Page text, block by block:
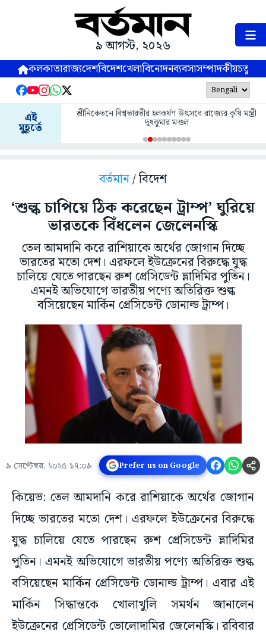
৯ আগস্ট, ২০২৬
কলকাতারাজ্যদেশবিদেশখেলাবিনোদনব্যবসাসম্পাদকীয়
এই
মুহূর্তে
শ্রীনিকেতনে বিশ্বভারতীর হলকর্ষণ উৎসবে রাজ্যের কৃষি মন্ত্রী
দুধকুমার মণ্ডল
বর্তমান/ বিদেশ
‘শুল্ক চাপিয়ে ঠিক করেছেন ট্রাম্প’ ঘুরিয়ে
ভারতকে বিঁধলেন জেলেনস্কি
তেল আমদানি করে রাশিয়াকে অর্থের জোগান দিচ্ছে
ভারতের মতো দেশ। এরফলে ইউক্রেনের বিরুদ্ধে যুদ্ধ
চালিয়ে যেতে পারছেন রুশ প্রেসিডেন্ট ভ্লাদিমির পুতিন।
এমনই অভিযোগে ভারতীয় পণ্যে অতিরিক্ত শুল্ক
বসিয়েছেন মার্কিন প্রেসিডেন্ট ডোনাল্ড ট্রাম্প।
৯ সেপ্টেম্বর, ২০২৫ ১৭:০৯ Prefer us on Google
কিয়েভ: তেল আমদানি করে রাশিয়াকে অর্থের জোগান
দিচ্ছে ভারতের মতো দেশ। এরফলে ইউক্রেনের বিরুদ্ধে
যুদ্ধ চালিয়ে যেতে পারছেন রুশ প্রেসিডেন্ট ভ্লাদিমির
পুতিন। এমনই অভিযোগে ভারতীয় পণ্যে অতিরিক্ত শুল্ক
বসিয়েছেন মার্কিন প্রেসিডেন্ট ডোনাল্ড ট্রাম্প। এবার এই
মার্কিন সিদ্ধান্তকে খোলাখুলি সমর্থন জানালেন
ইউক্রেনের প্রেসিডেন্ট ভোলোদামির জেলেনস্কি। রবিবার